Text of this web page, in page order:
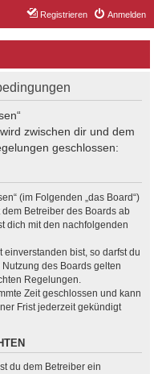
Anmelden
Registrieren
zwischen dir und dem
geschlossen:
(im Folgenden „das Board“)
Betreiber des Boards ab
dich mit den nachfolgenden
bist, so darfst du
des Boards gelten
Regelungen.
Zeit geschlossen und kann
Frist jederzeit gekündigt
du dem Betreiber ein